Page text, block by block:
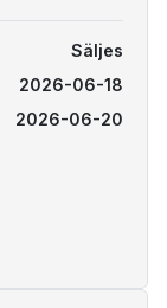
Säljes
2026-06-18
2026-06-20